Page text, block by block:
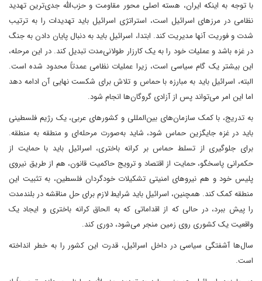
با توجه به اینکه ایران، هسته اصلی محور مقاومت و حزب‌الله جدی‌ترین تهدید
نظامی در مرزهای اسرائیل است، استراتژی اسرائیل باید تهدیدات را به ترتیب
شدت و فوریت آنها مدیریت کند. ابتدا، اسرائیل باید به دنبال پایان دادن به جنگ
در غزه باشد و عملیات خود را به یک کارزار طولانی‌مدت تبدیل کند. در این مرحله،
این بیشتر یک گام سیاسی است، زیرا عملیات نظامی عمدتاً محدود شده است.
البته، اسرائیل باید به مبارزه با حماس و تلاش برای شکست نهایی آن ادامه دهد
اما این امر می‌تواند پس از آزادی گروگان‌ها انجام شود.
به تدریج، با کمک سازمان‌های بین‌المللی و کشورهای عربی، یک رژیم فلسطینی
باید در غزه جایگزین حماس شود، شاید به‌صورت مرحله‌ای و منطقه به منطقه.
برای جلوگیری از تسلط حماس بر کرانه باختری، اسرائیل باید با حمایت از
حکمرانی پاسخگو، حمایت از اقتصاد و ترویج حاکمیت قانون، هم از طریق نیروی
پلیس خود و هم نیروهای امنیتی تشکیلات خودگردان فلسطین، به تثبیت این
منطقه کمک کند. همچنین، اسرائیل باید شرایط لازم برای حل مناقشه در بلندمدت
را پیش ببرد، در حالی که از اقداماتی که به الحاق کرانه باختری و ایجاد یک
واقعیت یک کشوری روی زمین منجر می‌شود، دوری کند.
سال‌ها آشفتگی سیاسی در داخل اسرائیل، قدرت این کشور را به خطر انداخته
است.